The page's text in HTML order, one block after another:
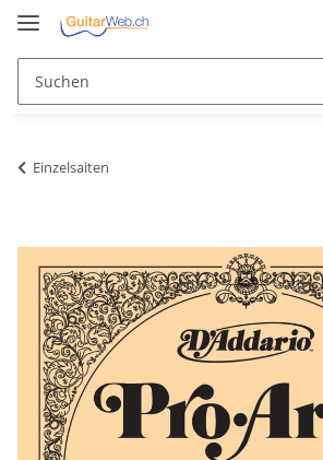
Einzelsaiten